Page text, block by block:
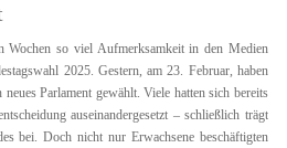
Wochen so viel Aufmerksamkeit in den Medien
2025. Gestern, am 23. Februar, haben
Parlament gewählt. Viele hatten sich bereits
auseinandergesetzt – schließlich trägt
bei. Doch nicht nur Erwachsene beschäftigten